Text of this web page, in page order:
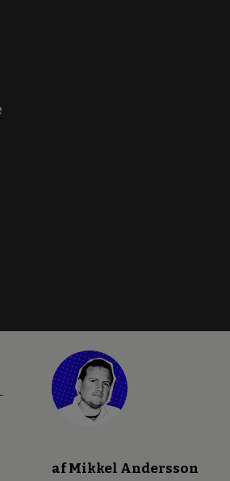
af Mikkel Andersson